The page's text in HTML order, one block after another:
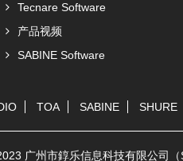
Tecnare Software
产品视频
SABINE Software
TOA SABINE SHURE
广州市錞乐信息科技有限公司